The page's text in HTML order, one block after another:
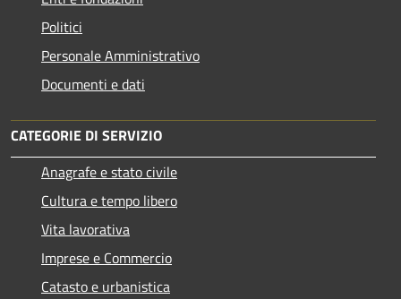
Politici
Personale Amministrativo
Documenti e dati
CATEGORIE DI SERVIZIO
Anagrafe e stato civile
Cultura e tempo libero
Vita lavorativa
Imprese e Commercio
Catasto e urbanistica